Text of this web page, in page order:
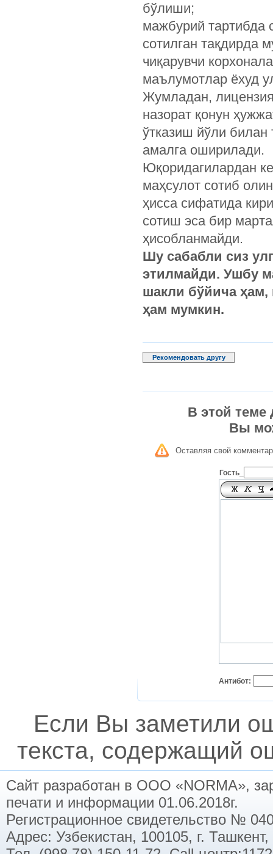
бўлиши;
мажбурий тартибда
сотилган тақдирда
чиқарувчи
маълумотлар ёхуд
Жумладан,
назорат қонун
ўтказиш йўли билан
амалга оширилади.
Юқоридагилардан
маҳсулот сотиб
ҳисса сифатида
сотиш эса бир
ҳисобланмайди.
Шу сабабли сиз
этилмайди. Ушбу
шакли бўйича ҳам,
ҳам мумкин.
Рекомендовать другу
В этой теме
Вы
Оставляя свой
Гость_
Антибот:
Если Вы заметили
текста, содержащий
Сайт разработан в ООО «NORMA»,
печати и информации 01.06.2018г.
Регистрационное свидетельство №
Адрес: Узбекистан, 100105, г.